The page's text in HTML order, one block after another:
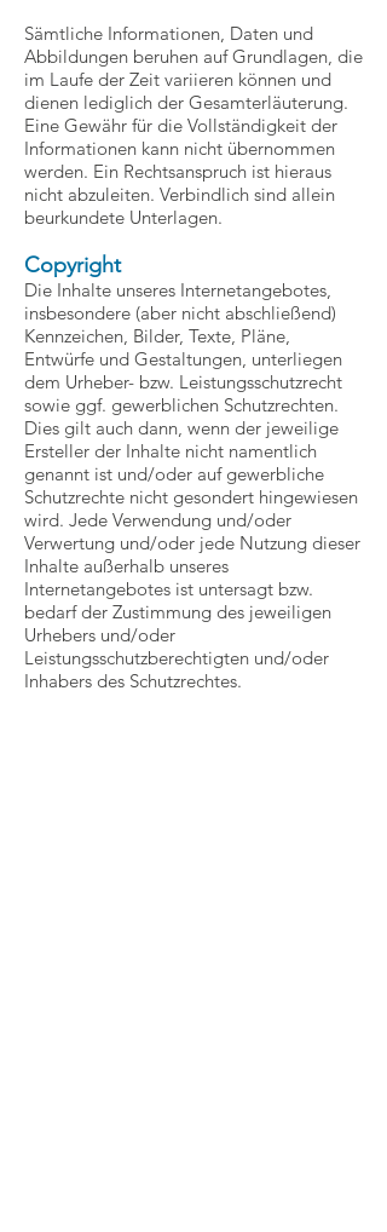
Sämtliche Informationen, Daten und
Abbildungen beruhen auf Grundlagen, die
im Laufe der Zeit variieren können und
dienen lediglich der Gesamterläuterung.
Eine Gewähr für die Vollständigkeit der
Informationen kann nicht übernommen
werden. Ein Rechtsanspruch ist hieraus
nicht abzuleiten. Verbindlich sind allein
beurkundete Unterlagen.
Copyright
​​Die Inhalte unseres Internetangebotes,
insbesondere (aber nicht abschließend)
Kennzeichen, Bilder, Texte, Pläne,
Entwürfe und Gestaltungen, unterliegen
dem Urheber- bzw. Leistungsschutzrecht
sowie ggf. gewerblichen Schutzrechten.
Dies gilt auch dann, wenn der jeweilige
Ersteller der Inhalte nicht namentlich
genannt ist und/oder auf gewerbliche
Schutzrechte nicht gesondert hingewiesen
wird. Jede Verwendung und/oder
Verwertung und/oder jede Nutzung dieser
Inhalte außerhalb unseres
Internetangebotes ist untersagt bzw.
bedarf der Zustimmung des jeweiligen
Urhebers und/oder
Leistungsschutzberechtigten und/oder
Inhabers des Schutzrechtes.